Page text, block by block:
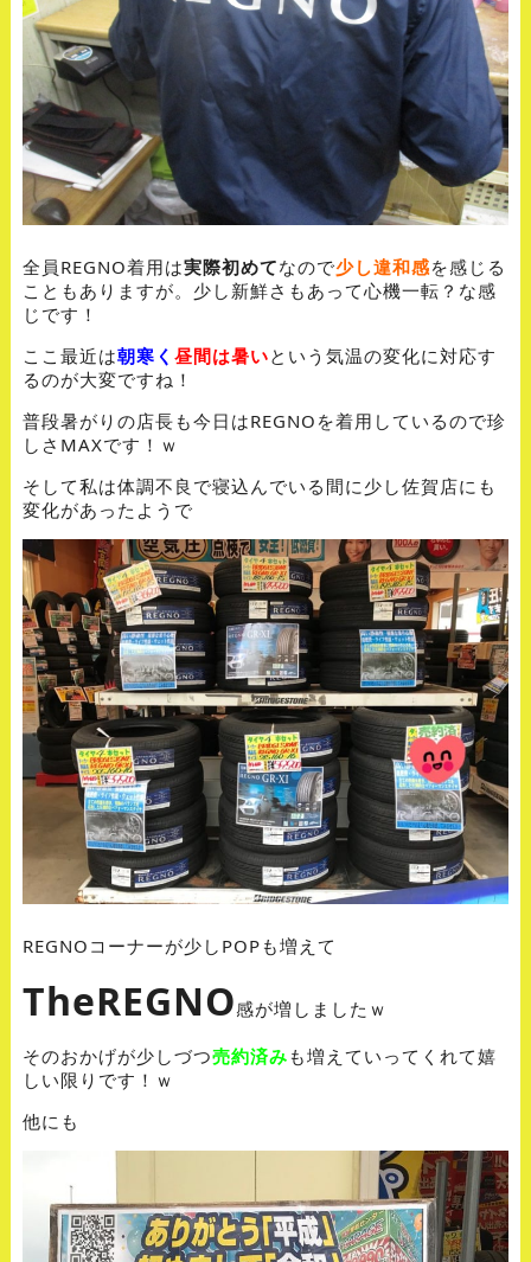
全員REGNO着用は実際初めてなので少し違和感を感じる
こともありますが。少し新鮮さもあって心機一転？な感
じです！
ここ最近は朝寒く 昼間は暑いという気温の変化に対応す
るのが大変ですね！
普段暑がりの店長も今日はREGNOを着用しているので珍
しさMAXです！ｗ
そして私は体調不良で寝込んでいる間に少し佐賀店にも
変化があったようで
REGNOコーナーが少しPOPも増えて
TheREGNO感が増しましたｗ
そのおかげが少しづつ売約済み も増えていってくれて嬉
しい限りです！ｗ
他にも